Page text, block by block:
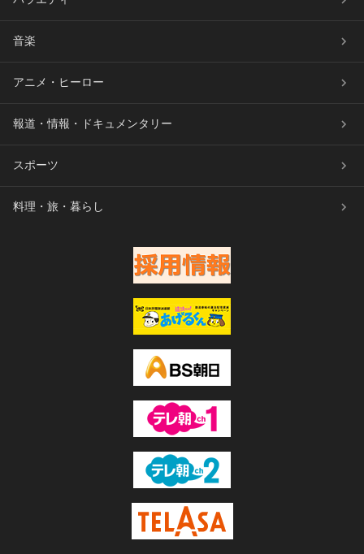
音楽
アニメ・ヒーロー
報道・情報・ドキュメンタリー
スポーツ
料理・旅・暮らし